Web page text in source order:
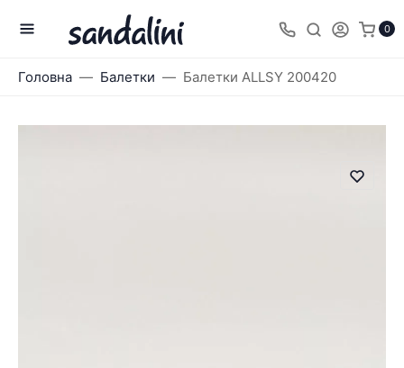
0
Головна Балетки Балетки ALLSY 200420